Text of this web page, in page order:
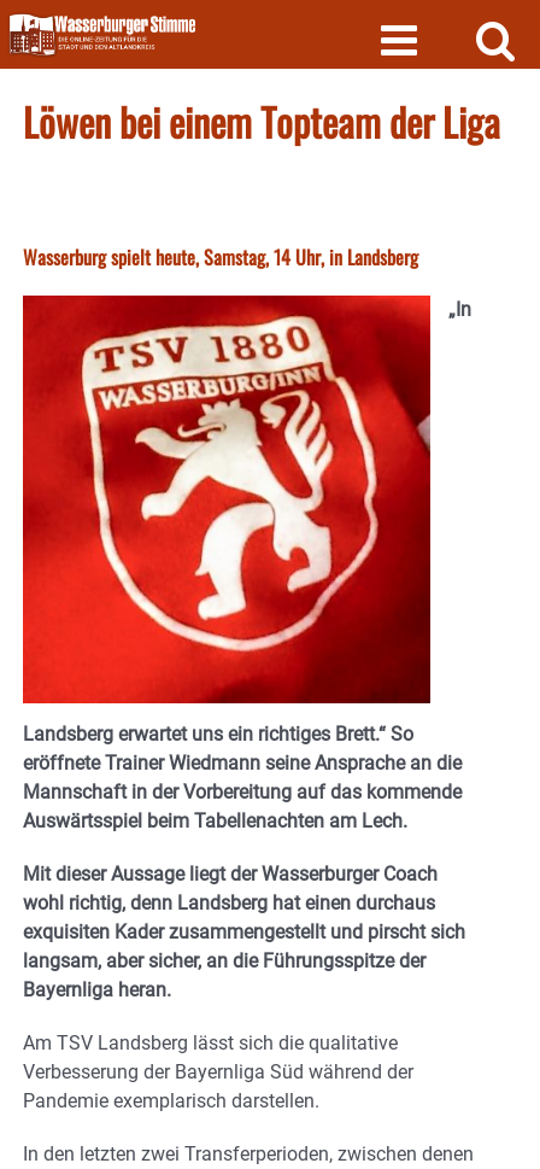
Skip
to
content
Löwen bei einem Topteam der Liga
Wasserburg spielt heute, Samstag, 14 Uhr, in Landsberg
„In
Landsberg erwartet uns ein richtiges Brett.“ So
eröffnete Trainer Wiedmann seine Ansprache an die
Mannschaft in der Vorbereitung auf das kommende
Auswärtsspiel beim Tabellenachten am Lech.
Mit dieser Aussage liegt der Wasserburger Coach
wohl richtig, denn Landsberg hat einen durchaus
exquisiten Kader zusammengestellt und pirscht sich
langsam, aber sicher, an die Führungsspitze der
Bayernliga heran.
Am TSV Landsberg lässt sich die qualitative
Verbesserung der Bayernliga Süd während der
Pandemie exemplarisch darstellen.
In den letzten zwei Transferperioden, zwischen denen